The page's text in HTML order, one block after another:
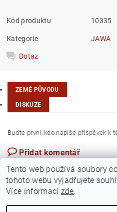
Kód produktu 10335
Kategorie JAWA
Dotaz
ZEMĚ PŮVODU
DISKUZE
Buďte první, kdo napíše příspěvek k
Přidat komentář
Tento web používá soubory
tohoto webu vyjadřujete
Více informací zde.